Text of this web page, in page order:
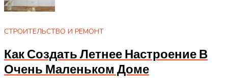
СТРОИТЕЛЬСТВО И РЕМОНТ
Как Создать Летнее Настроение В
Очень Маленьком Доме